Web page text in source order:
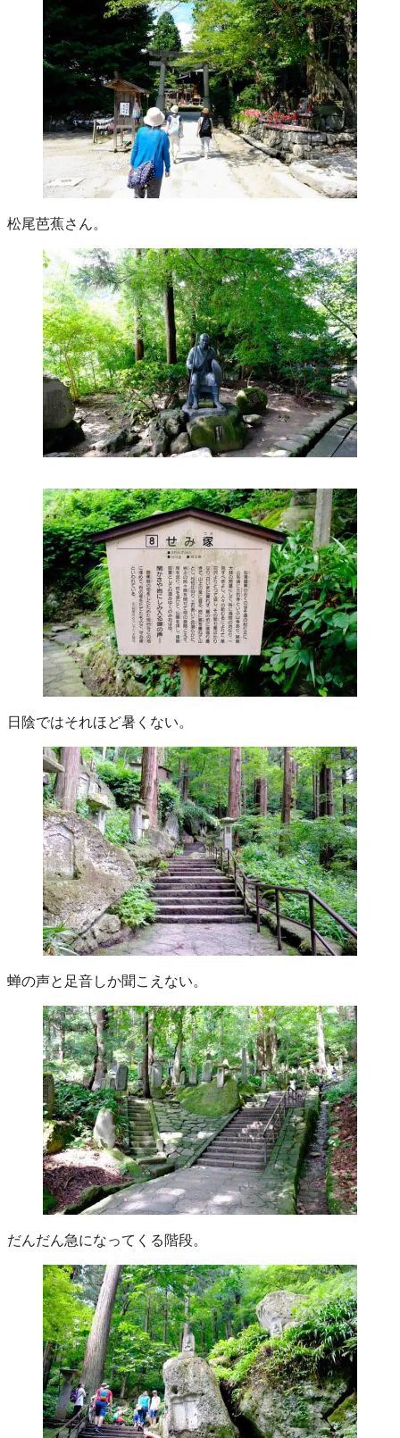
松尾芭蕉さん。
日陰ではそれほど暑くない。
蝉の声と足音しか聞こえない。
だんだん急になってくる階段。